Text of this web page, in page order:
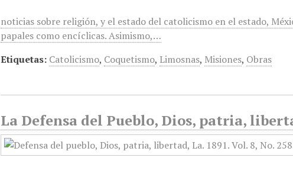
noticias sobre religión, y el estado del catolicismo en el estado,
papales como encíclicas. Asimismo,…
Etiquetas: Catolicismo, Coquetismo, Limosnas, Misiones, Obras
La Defensa del Pueblo, Dios, patria,